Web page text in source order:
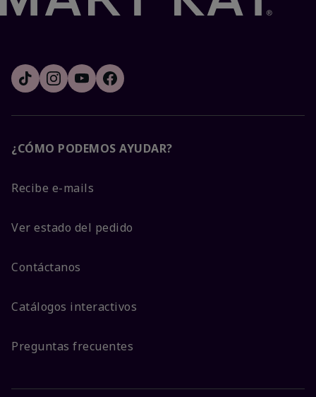
¿CÓMO PODEMOS AYUDAR?
Recibe e-mails
Ver estado del pedido
Contáctanos
Catálogos interactivos
Preguntas frecuentes